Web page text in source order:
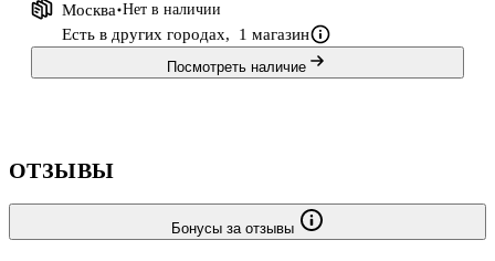
Москва Нет в наличии
Есть в других городах, 1 магазин
Посмотреть наличие
ОТЗЫВЫ
Бонусы за отзывы